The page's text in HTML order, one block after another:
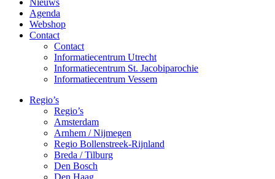
Nieuws
Agenda
Webshop
Contact
Contact
Informatiecentrum Utrecht
Informatiecentrum St. Jacobiparochie
Informatiecentrum Vessem
Regio’s
Regio’s
Amsterdam
Arnhem / Nijmegen
Regio Bollenstreek-Rijnland
Breda / Tilburg
Den Bosch
Den Haag